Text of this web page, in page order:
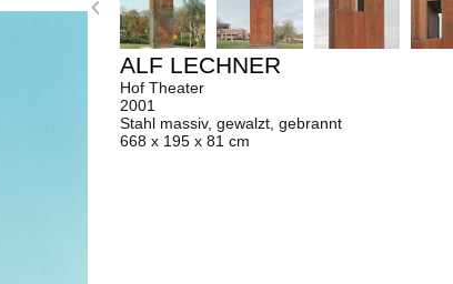
ALF LECHNER
Hof Theater
2001
Stahl massiv, gewalzt, gebrannt
668 x 195 x 81 cm